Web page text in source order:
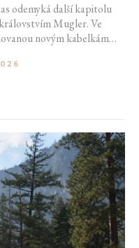
odemyká další kapitolu
Mugler. Ve
novým kabelkám
minulosti a dávných